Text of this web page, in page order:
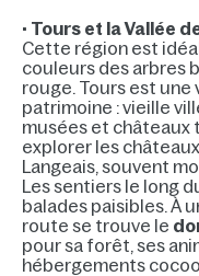
• Tours et la Vallée
Cette région est
couleurs des arbres
rouge. Tours est une
patrimoine : vieille
musées et châteaux
explorer les
Langeais, souvent
Les sentiers le long
balades paisibles. À
route se trouve le
pour sa forêt, ses
hébergements